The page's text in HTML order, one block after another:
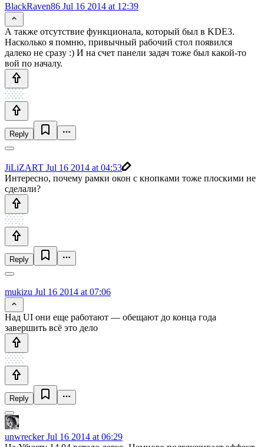
BlackRaven86 Jul 16 2014 at 12:39
А также отсутствие функционала, который был в KDE3.
Насколько я помню, привычный рабочий стол появился
далеко не сразу :) И на счет панели задач тоже был какой-то
вой по началу.
Reply
JiLiZART Jul 16 2014 at 04:53
Интересно, почему рамки окон с кнопками тоже плоскими не
сделали?
Reply
mukizu Jul 16 2014 at 07:06
Над UI они еще работают — обещают до конца года
завершить всё это дело
Reply
unwreckerJul 16 2014 at 06:29